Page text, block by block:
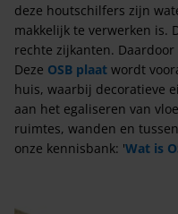
deze houtschilfers zijn
makkelijk te verwerken is.
rechte zijkanten.
Deze OSB plaat wordt
huis, waarbij decoratieve
aan het egaliseren van
ruimtes, wanden en
onze kennisbank: 'Wat is